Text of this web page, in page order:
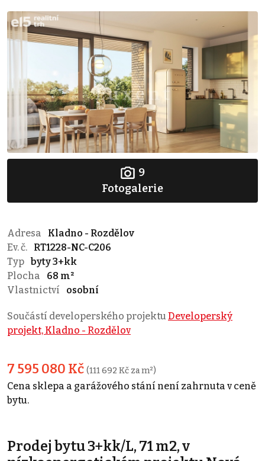
9
Fotogalerie
Adresa
Kladno - Rozdělov
Ev. č.
RT1228-NC-C206
Typ byty 3+kk
Plocha
68 m²
Vlastnictví
osobní
Součástí developerského projektu Developerský
projekt, Kladno - Rozdělov
7 595 080 Kč (111 692 Kč za m²)
Cena sklepa a garážového stání není zahrnuta v ceně
bytu.
Prodej bytu 3+kk/L, 71 m2, v